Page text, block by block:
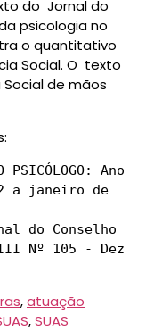
do Jornal do
psicologia no
o quantitativo
Social. O texto
de mãos
PSICÓLOGO: Ano
a janeiro de
do Conselho
Nº 105 - Dez
,atuação
,SUAS